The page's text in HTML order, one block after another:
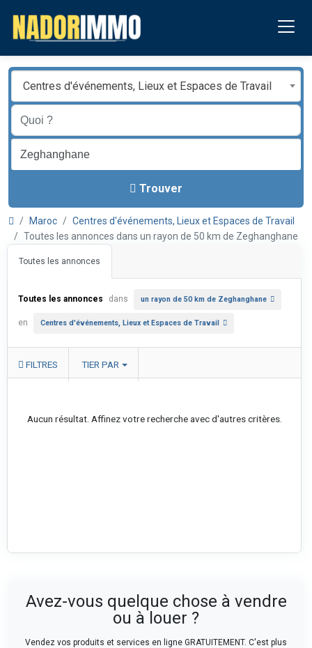
Centres d'événements, Lieux et Espaces de Travail
Trouver
Maroc
Centres d'événements, Lieux et Espaces de Travail
Toutes les annonces dans un rayon de 50 km de Zeghanghane
Toutes les annonces
Toutes les annonces dans un rayon de 50 km de Zeghanghane
en Centres d'événements, Lieux et Espaces de Travail
FILTRES TIER PAR
Aucun résultat. Affinez votre recherche avec d'autres critères.
Avez-vous quelque chose à vendre
ou à louer ?
Vendez vos produits et services en ligne GRATUITEMENT. C'est plus